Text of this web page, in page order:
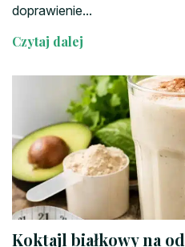
doprawienie...
Czytaj dalej
Koktajl białkowy na